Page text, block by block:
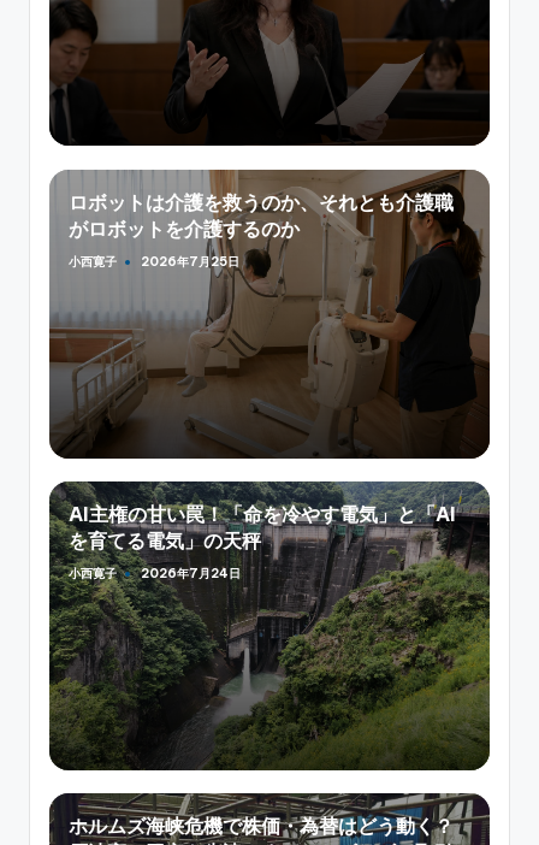
ロボットは介護を救うのか、それとも介護職
がロボットを介護するのか
Posted
小西寛子 2026年7月25日
AI主権の甘い罠！「命を冷やす電気」と「AI
を育てる電気」の天秤
Posted
by
小西寛子 2026年7月24日
ホルムズ海峡危機で株価・為替はどう動く？